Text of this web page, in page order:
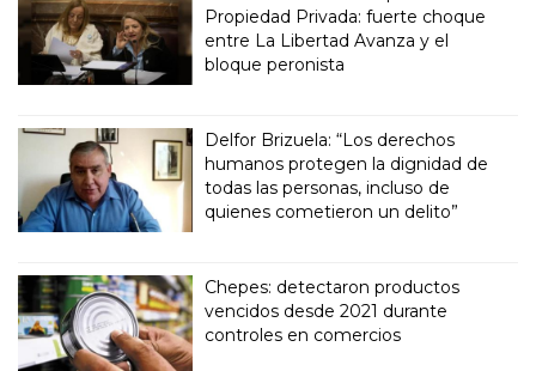
Propiedad Privada: fuerte choque
entre La Libertad Avanza y el
bloque peronista
Delfor Brizuela: “Los derechos
humanos protegen la dignidad de
todas las personas, incluso de
quienes cometieron un delito”
Chepes: detectaron productos
vencidos desde 2021 durante
controles en comercios